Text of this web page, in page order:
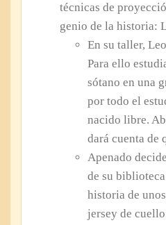
técnicas de
genio de la historia:
En su taller,
Para ello
sótano en una
por todo el
nacido libre.
dará cuenta de
Apenado
de su
historia de
jersey de